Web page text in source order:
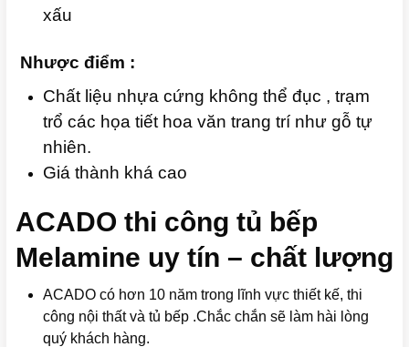
xấu
Nhược điểm :
Chất liệu nhựa cứng không thể đục , trạm
trổ các họa tiết hoa văn trang trí như gỗ tự
nhiên.
Giá thành khá cao
ACADO thi công tủ bếp
Melamine uy tín – chất lượng
ACADO có hơn 10 năm trong lĩnh vực thiết kế, thi
công nội thất và tủ bếp .Chắc chắn sẽ làm hài lòng
quý khách hàng.